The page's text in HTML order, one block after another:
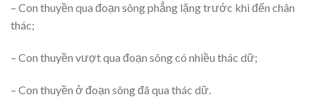
– Con thuyền qua đoạn sông phẳng lặng trước khi đến chân
thác;
– Con thuyền vượt qua đoạn sông có nhiều thác dữ;
– Con thuyền ở đoạn sông đã qua thác dữ.